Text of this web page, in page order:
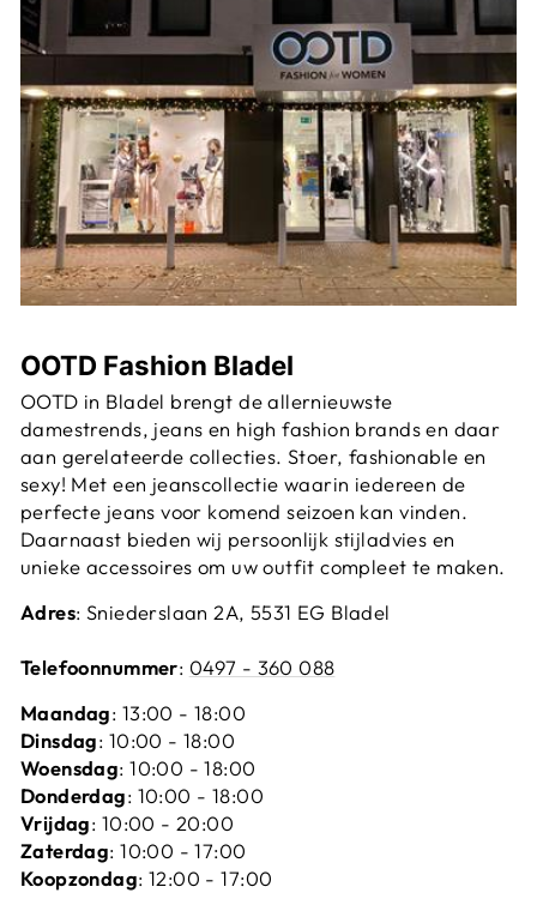
OOTD Fashion Bladel
OOTD in Bladel brengt de allernieuwste
damestrends, jeans en high fashion brands en daar
aan gerelateerde collecties. Stoer, fashionable en
sexy! Met een jeanscollectie waarin iedereen de
perfecte jeans voor komend seizoen kan vinden.
Daarnaast bieden wij persoonlijk stijladvies en
unieke accessoires om uw outfit compleet te maken.
Adres: Sniederslaan 2A, 5531 EG Bladel
Telefoonnummer: 0497 - 360 088
Maandag: 13:00 - 18:00
Dinsdag: 10:00 - 18:00
Woensdag: 10:00 - 18:00
Donderdag: 10:00 - 18:00
Vrijdag: 10:00 - 20:00
Zaterdag: 10:00 - 17:00
Koopzondag: 12:00 - 17:00